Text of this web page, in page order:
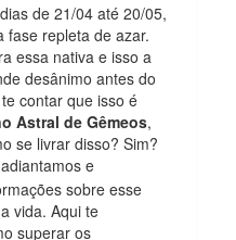
de 21/04 até 20/05,
fase repleta de azar.
essa nativa e isso a
desânimo antes do
contar que isso é
Astral de Gêmeos,
se livrar disso? Sim?
e
sobre esse
vida. Aqui te
superar os